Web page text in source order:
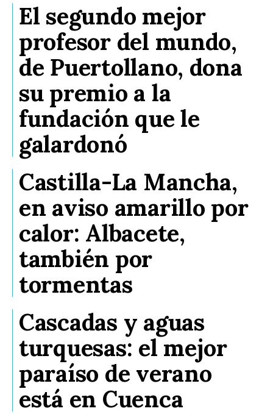
El segundo mejor
profesor del mundo,
de Puertollano, dona
su premio a la
fundación que le
galardonó
Castilla-La Mancha,
en aviso amarillo por
calor: Albacete,
también por
tormentas
Cascadas y aguas
turquesas: el mejor
paraíso de verano
está en Cuenca